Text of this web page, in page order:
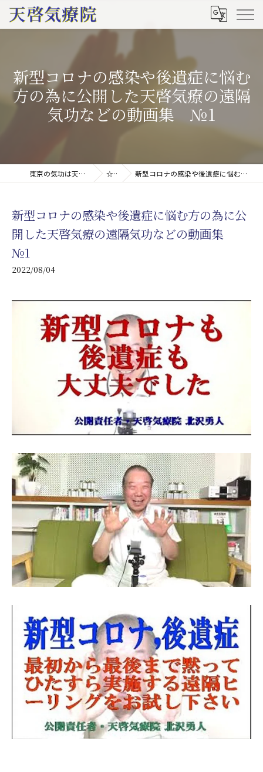
新型コロナの感染や後遺症に悩む
方の為に公開した天啓気療の遠隔
気功などの動画集 №1
東京の気功は天啓気療院(天啓気功療法治療院) ☆ブログ 新型コロナの感染や後遺症に悩む方の為に公開した天啓気療の遠隔気功などの動画集 №1
新型コロナの感染や後遺症に悩む方の為に公
開した天啓気療の遠隔気功などの動画集
№1
2022/08/04